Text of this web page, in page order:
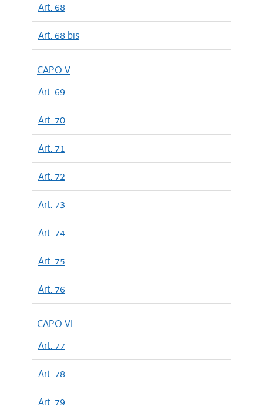
Art. 68
Art. 68 bis
CAPO V
Art. 69
Art. 70
Art. 71
Art. 72
Art. 73
Art. 74
Art. 75
Art. 76
CAPO VI
Art. 77
Art. 78
Art. 79